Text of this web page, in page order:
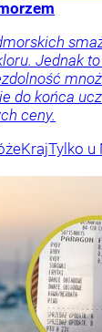
Jednak to
do końca
ceny.
KrajTylko u